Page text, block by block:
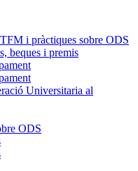
i pràctiques sobre ODS
beques i premis
Universitaria al
ODS